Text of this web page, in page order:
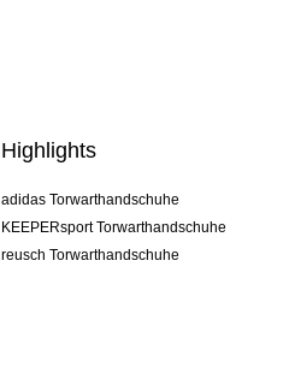
Highlights
adidas Torwarthandschuhe
KEEPERsport Torwarthandschuhe
reusch Torwarthandschuhe